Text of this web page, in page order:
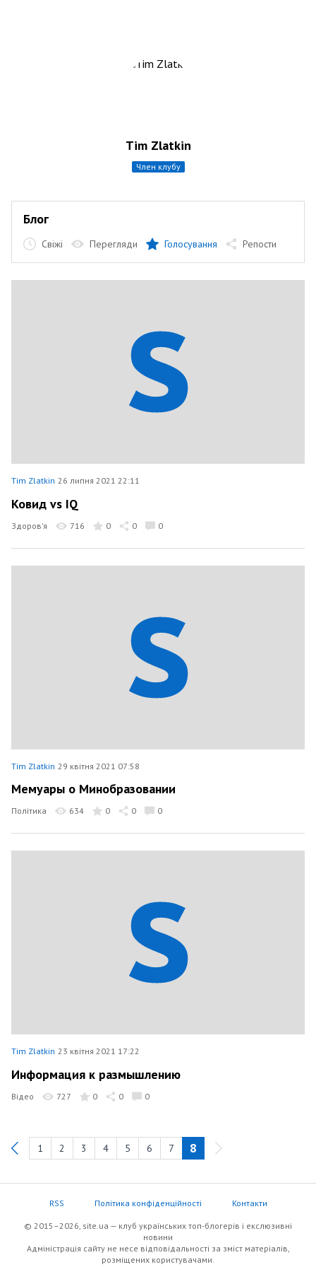
Tim Zlatkin
член клубу
Блог
Свіжі Перегляди Голосування Репости
Tim Zlatkin 26 липня 2021 22:11
Ковид vs IQ
Здоров’я 716 0 0 0
Tim Zlatkin 29 квітня 2021 07:58
Мемуары о Минобразовании
Політика 634 0 0 0
Tim Zlatkin 23 квітня 2021 17:22
Информация к размышлению
Відео 727 0 0 0
Previous
1 2 3 4 5 6 7 8
RSS Політика конфіденційності Контакти
© 2015–2026, site.ua — клуб українських топ-блогерів i екслюзивнi
новини
Адміністрація сайту не несе відповідальності за зміст матеріалів,
розміщених користувачами.